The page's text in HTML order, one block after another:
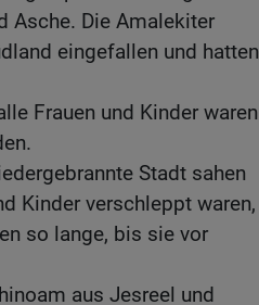
Asche. Die Amalekiter
eingefallen und hatten
Frauen und Kinder waren
Stadt sahen
Kinder verschleppt waren,
so lange, bis sie vor
aus Jesreel und